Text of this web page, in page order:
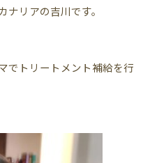
リアの吉川です。
でトリートメント補給を行